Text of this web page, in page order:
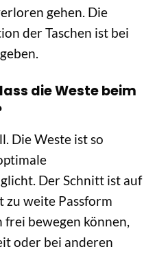
gehen. Die
der Taschen ist bei
die Weste beim
Die Weste ist so
Der Schnitt ist auf
zu weite Passform
frei bewegen können,
oder bei anderen